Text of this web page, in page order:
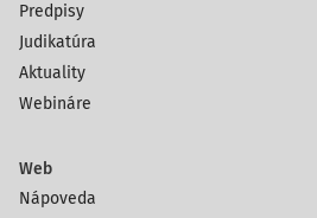
Predpisy
Judikatúra
Aktuality
Webináre
Web
Nápoveda